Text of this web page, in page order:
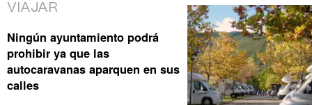
VIAJAR
Ningún ayuntamiento podrá
prohibir ya que las
autocaravanas aparquen en sus
calles